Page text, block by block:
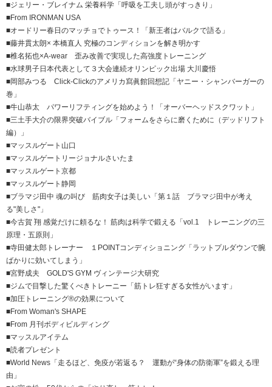
■ジェリー・ブレイナム 栄養科学「呼吸を工夫し頭がすっきり」
■From IRONMAN USA
■オードリー春日のマッチョでトゥース！「新王者はバルクで語る」
■藤井貫太朗× 本橋直人 究極のコンディションを解き明かす
■椎名拓也×A-wear 歪み改善で実現した高強度トレーニング
■水球男子日本代表として３大会連続オリンピック出場 大川慶悟
■岡部みつる Click-Clickのアメリカ寫眞館回想記「ヤニー・シャンバーガーの
巻」
■牛山恭太 パワーリフティングを始めよう！「オーバーヘッドスクワット」
■三土手大介の限界突破バイブル「フォームをさらに磨くために（デッドリフト
編）」
■マッスルゲート山口
■マッスルゲートリージョナルさいたま
■マッスルゲート京都
■マッスルゲート静岡
■ブラマジ田中 魂の叫び 筋肉女子は美しい「第１話 ブラマジ田中が考え
る"美しさ"」
■今古賀 翔 感覚だけに頼るな！ 筋肉は科学で鍛える「vol.1 トレーニングの三
原理・五原則」
■寺田健太郎トレーナー １POINTコンディショニング「ラットプルダウンで腕
ばかりに効いてしまう」
■宮野成夫 GOLD'S GYM ヴィンテージ大研究
■ジムで目撃した驚くべきトレーニー「筋トレ狂すぎる女性がいます」
■加圧トレーニング®の効果について
■From Woman's SHAPE
■From 月刊ボディビルディング
■マッスルアイテム
■読者プレゼント
■World News「走るほど、免疫が若返る？ 運動が“身体の防衛軍”を鍛える理
由」